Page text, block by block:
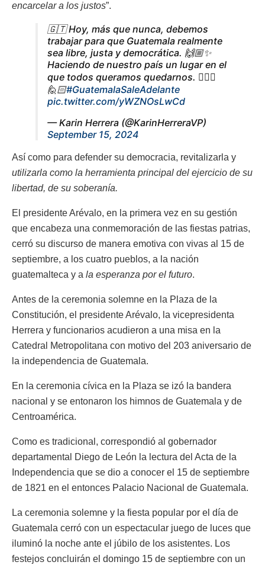
encarcelar a los justos”.
🇬🇹 Hoy, más que nunca, debemos
trabajar para que Guatemala realmente
sea libre, justa y democrática. 🙌🏼✨
Haciendo de nuestro país un lugar en el
que todos queramos quedarnos. 🙋🏻‍♀️
🙋🏻#GuatemalaSaleAdelante
pic.twitter.com/yWZNOsLwCd
— Karin Herrera (@KarinHerreraVP)
September 15, 2024
Así como para defender su democracia, revitalizarla y
utilizarla como la herramienta principal del ejercicio de su
libertad, de su soberanía.
El presidente Arévalo, en la primera vez en su gestión
que encabeza una conmemoración de las fiestas patrias,
cerró su discurso de manera emotiva con vivas al 15 de
septiembre, a los cuatro pueblos, a la nación
guatemalteca y a la esperanza por el futuro.
Antes de la ceremonia solemne en la Plaza de la
Constitución, el presidente Arévalo, la vicepresidenta
Herrera y funcionarios acudieron a una misa en la
Catedral Metropolitana con motivo del 203 aniversario de
la independencia de Guatemala.
En la ceremonia cívica en la Plaza se izó la bandera
nacional y se entonaron los himnos de Guatemala y de
Centroamérica.
Como es tradicional, correspondió al gobernador
departamental Diego de León la lectura del Acta de la
Independencia que se dio a conocer el 15 de septiembre
de 1821 en el entonces Palacio Nacional de Guatemala.
La ceremonia solemne y la fiesta popular por el día de
Guatemala cerró con un espectacular juego de luces que
iluminó la noche ante el júbilo de los asistentes. Los
festejos concluirán el domingo 15 de septiembre con un